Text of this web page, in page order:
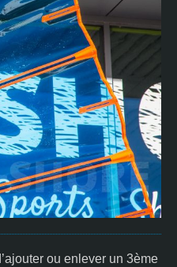
ou enlever un 3ème